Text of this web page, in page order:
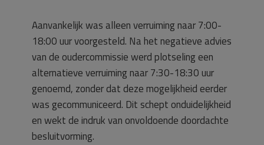
Aanvankelijk was alleen verruiming naar 7:00-
18:00 uur voorgesteld. Na het negatieve advies
van de oudercommissie werd plotseling een
alternatieve verruiming naar 7:30-18:30 uur
genoemd, zonder dat deze mogelijkheid eerder
was gecommuniceerd. Dit schept onduidelijkheid
en wekt de indruk van onvoldoende doordachte
besluitvorming.